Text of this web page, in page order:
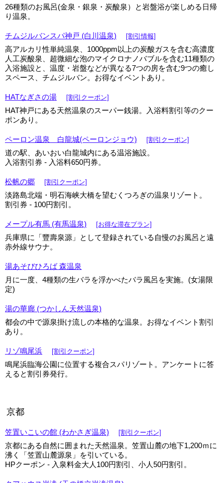
26種類のお風呂(金泉・銀泉・炭酸泉）と岩盤浴が楽しめる日帰
り温泉。
チムジルバンスパ神戸 (白川温泉) [割引情報]
高アルカリ性単純温泉、1000ppm以上の炭酸ガスを含む高濃度
人工炭酸泉、超微細な泡のマイクロナノバブルを含む11種類の
入浴施設と、温度・岩盤などが異なる7つの房を含む9つの癒し
スペース、チムジルバン。お得なイベントあり。
HATなぎさの湯 [割引クーポン]
HAT神戸にある天然温泉のスーパー銭湯。入浴料割引等のクー
ポンあり。
ペーロン温泉 白龍城(ペーロンジョウ) [割引クーポン]
道の駅、あいおい白龍城内にある温浴施設。
入浴割引券 - 入浴料650円券。
松帆の郷 [割引クーポン]
淡路島北端・明石海峡大橋を望むくつろぎの温泉リゾート。
割引券 - 100円割引。
メープル有馬 (有馬温泉) [お得な滞在プラン]
兵庫県に「豐壽泉源」として登録されている自慢のお風呂と遠
赤外線サウナ。
湯あそびひろば 森温泉
月に一度、4種類の生バラを浮かべたバラ風呂を実施。(女湯限
定)
湯の華廊 (つかしん天然温泉)
都会の中で源泉掛け流しの本格的な温泉。お得なイベント割引
あり。
リゾ鳴尾浜 [割引クーポン]
鳴尾浜臨海公園に位置する複合スパリゾート。アンケートに答
えると割引券発行。
京都
笠置いこいの館 (わかさぎ温泉) [割引クーポン]
京都にある自然に囲まれた天然温泉。笠置山麓の地下1,200ｍに
沸く「笠置山麓源泉」を引いている。
HPクーポン - 入泉料金大人100円割引、小人50円割引。